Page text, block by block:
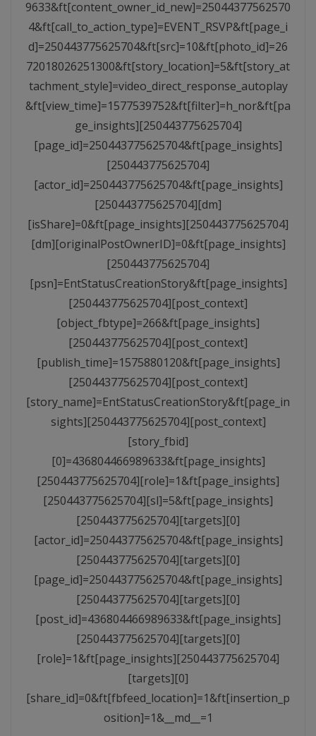
9633&ft[content_owner_id_new]=25044377562570
4&ft[call_to_action_type]=EVENT_RSVP&ft[page_i
d]=250443775625704&ft[src]=10&ft[photo_id]=26
72018026251300&ft[story_location]=5&ft[story_at
tachment_style]=video_direct_response_autoplay
&ft[view_time]=1577539752&ft[filter]=h_nor&ft[pa
ge_insights][250443775625704]
[page_id]=250443775625704&ft[page_insights]
[250443775625704]
[actor_id]=250443775625704&ft[page_insights]
[250443775625704][dm]
[isShare]=0&ft[page_insights][250443775625704]
[dm][originalPostOwnerID]=0&ft[page_insights]
[250443775625704]
[psn]=EntStatusCreationStory&ft[page_insights]
[250443775625704][post_context]
[object_fbtype]=266&ft[page_insights]
[250443775625704][post_context]
[publish_time]=1575880120&ft[page_insights]
[250443775625704][post_context]
[story_name]=EntStatusCreationStory&ft[page_in
sights][250443775625704][post_context]
[story_fbid]
[0]=436804466989633&ft[page_insights]
[250443775625704][role]=1&ft[page_insights]
[250443775625704][sl]=5&ft[page_insights]
[250443775625704][targets][0]
[actor_id]=250443775625704&ft[page_insights]
[250443775625704][targets][0]
[page_id]=250443775625704&ft[page_insights]
[250443775625704][targets][0]
[post_id]=436804466989633&ft[page_insights]
[250443775625704][targets][0]
[role]=1&ft[page_insights][250443775625704]
[targets][0]
[share_id]=0&ft[fbfeed_location]=1&ft[insertion_p
osition]=1&__md__=1